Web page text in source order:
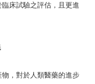
床試驗之評估，且更進
，對於人類醫藥的進步